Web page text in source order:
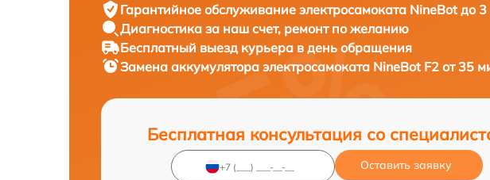
Гарантийное обслуживание электросамоката NineBot до 3
Диагностика за наш счет, ремонт по желанию
Бесплатный выезд курьера в день обращения
Замена аккумулятора электросамоката NineBot F2 от 35
Бесплатная консультация со
Оставить заявку